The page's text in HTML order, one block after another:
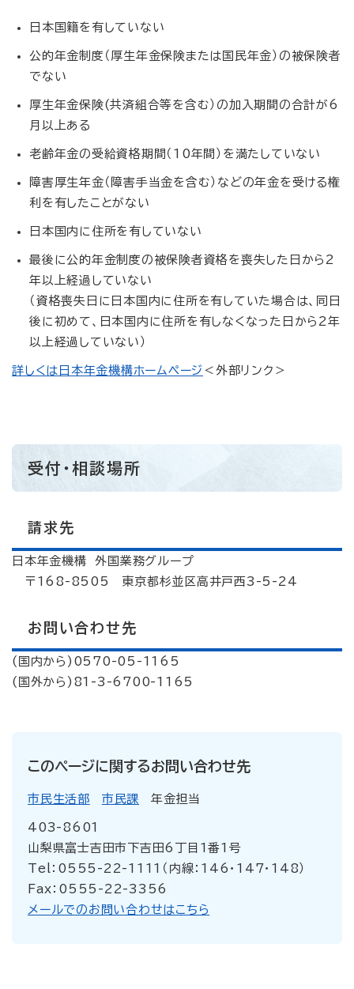
日本国籍を有していない
公的年金制度（厚生年金保険または国民年金）の被保険者
でない
厚生年金保険(共済組合等を含む）の加入期間の合計が6
月以上ある
老齢年金の受給資格期間（10年間）を満たしていない
障害厚生年金（障害手当金を含む）などの年金を受ける権
利を有したことがない
日本国内に住所を有していない
最後に公的年金制度の被保険者資格を喪失した日から2
年以上経過していない
（資格喪失日に日本国内に住所を有していた場合は、同日
後に初めて、日本国内に住所を有しなくなった日から2年
以上経過していない）
詳しくは日本年金機構ホームページ ＜外部リンク＞
受付・相談場所
請求先
日本年金機構 外国業務グループ
〒168-8505 東京都杉並区高井戸西3-5-24
お問い合わせ先
(国内から)0570-05-1165
(国外から)81-3-6700-1165
このページに関するお問い合わせ先
市民生活部 市民課 年金担当
403-8601
山梨県富士吉田市下吉田6丁目1番1号
Tel：0555-22-1111（内線：146・147・148）
Fax：0555-22-3356
メールでのお問い合わせはこちら